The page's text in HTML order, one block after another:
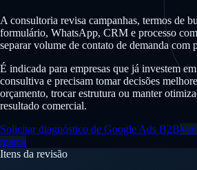
A consultoria revisa campanhas, termos de
formulário, WhatsApp, CRM e processo
separar volume de contato de demanda com
É indicada para empresas que já investem
consultiva e precisam tomar decisões
orçamento, trocar estrutura ou manter
resultado comercial.
Solicitar diagnóstico de Google Ads B2BVer
marca
Itens da revisão